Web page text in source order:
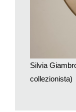
sfera casalinga.
protagonisti
specchi,
traditori», ovvero
la funzione che noi
Silvia
collezionista)